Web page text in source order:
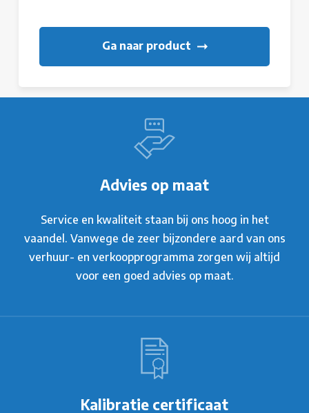
Ga naar product
Advies op maat
Service en kwaliteit staan bij ons hoog in het
vaandel. Vanwege de zeer bijzondere aard van ons
verhuur- en verkoopprogramma zorgen wij altijd
voor een goed advies op maat.
Kalibratie certificaat